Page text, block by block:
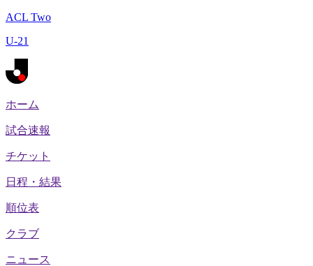
ACL Two
U-21
ホーム
試合速報
チケット
日程・結果
順位表
クラブ
ニュース